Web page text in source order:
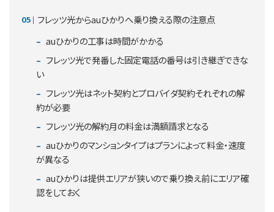
フレッツ光からauひかりへ乗り換える際の注意点
auひかりの工事は時間がかかる
フレッツ光で発番した固定電話の番号は引き継ぎできな
い
フレッツ光はネット契約とプロバイダ契約それぞれの解
約が必要
フレッツ光の解約月の料金は満額請求となる
auひかりのマンションタイプはプランによって料金・速度
が異なる
auひかりは提供エリアが狭いので乗り換え前にエリア確
認をしておく